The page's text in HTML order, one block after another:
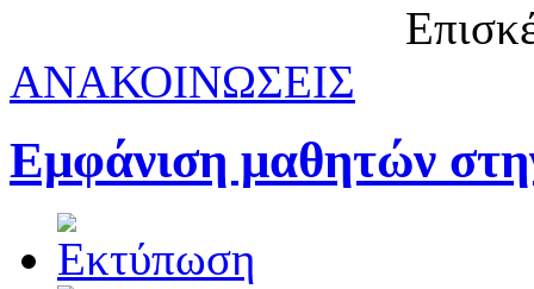
ΑΝΑΚΟΙΝΩΣΕΙΣ
Εμφάνιση μαθητών